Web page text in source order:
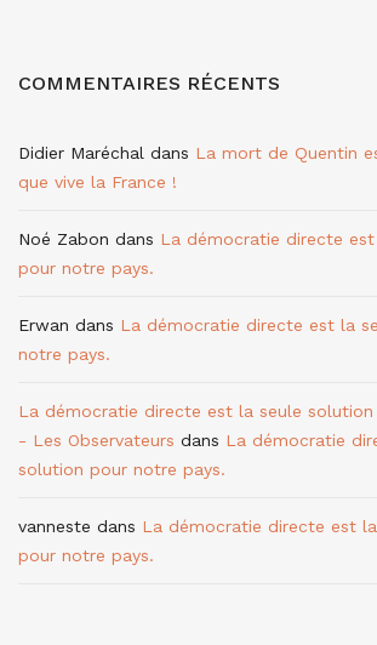
COMMENTAIRES RÉCENTS
Didier Maréchal dans La mort de Quentin
que vive la France !
Noé Zabon dans La démocratie directe
pour notre pays.
Erwan dans La démocratie directe est la
notre pays.
La démocratie directe est la seule
- Les Observateurs dans La démocratie
solution pour notre pays.
vanneste dans La démocratie directe est
pour notre pays.